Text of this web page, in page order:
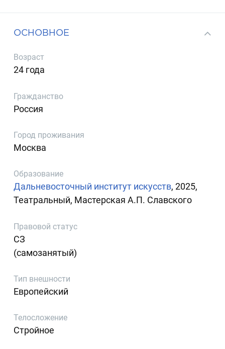
ОСНОВНОЕ
Возраст
24 года
Гражданство
Россия
Город проживания
Москва
Образование
Дальневосточный институт искусств, 2025,
Театральный, Мастерская А.П. Славского
Правовой статус
СЗ
(самозанятый)
Тип внешности
Европейский
Телосложение
Стройное